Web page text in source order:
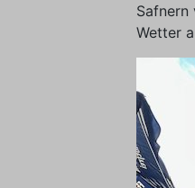
Wetter